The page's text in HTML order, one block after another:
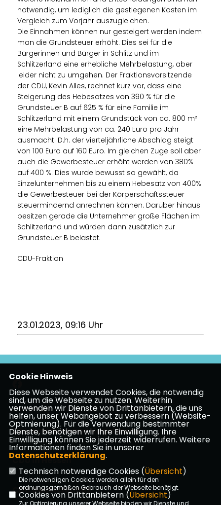
notwendig, um lediglich die gestiegenen Kosten im
Vergleich zum Vorjahr auszugleichen.
Die Einnahmen können nur gesteigert werden indem
man die Grundsteuer erhöht. Dies sei für die
Bürgerinnen und Bürger in Schlitz und im
Schlitzerland eine erhebliche Mehrbelastung, aber
leider nicht zu umgehen. Der Fraktionsvorsitzende
der CDU, Kevin Alles, rechnet kurz vor, dass eine
Steigerung des Hebesatzes von 390 % für die
Grundsteuer B auf 625 % für eine Familie im
Schlitzerland mit einem Grundstück von ca. 800 m²
eine Mehrbelastung von ca. 240 Euro pro Jahr
ausmacht. D.h. der vierteljährliche Abschlag steigt
von 100 Euro auf 160 Euro. Im gleichen Zuge soll aber
auch die Gewerbesteuer erhöht werden von 380%
auf 400 %. Dies wurde bewusst so gewählt, da
Einzelunternehmen bis zu einem Hebesatz von 400%
die Gewerbesteuer bei der Körperschaftssteuer
steuermindernd anrechnen können. Darüber hinaus
besitzen gerade die Unternehmer große Flächen im
Schlitzerland und würden dann zusätzlich zur
Grundsteuer B belastet.
CDU-Fraktion
23.01.2023, 09:16 Uhr
Impressum Datenschutz Kontakt
CDU Kreisverband Vogelsberg
CDU in Hessen
CDU Deutschlands
Cookie Hinweis
Diese Webseite verwendet Cookies, die notwendig
sind, um die Webseite zu nutzen. Weiterhin
verwenden wir Dienste von Drittanbietern, die uns
helfen, unser Webangebot zu verbessern (Website-
Optmierung). Für die Verwendung bestimmter
Dienste, benötigen wir Ihre Einwilligung. Ihre
Einwilligung können Sie jederzeit widerrufen. Weitere
Informationen finden Sie in unserer
Datenschutzerklärung.
Technisch notwendige Cookies (Übersicht)
Die notwendigen Cookies werden allein für den
ordnungsgemäßen Gebrauch der Webseite benötigt.
Cookies von Drittanbietern (Übersicht)
Zur Optimierung unserer Webseite binden wir Dienste und